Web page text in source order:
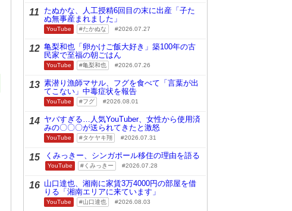
11
たぬかな、人工授精6回目の末に出産「子た
ぬ無事産まれました」
YouTube たかぬな 2026.07.27
12 亀梨和也「卵かけご飯大好き」築100年の古
民家で至福の朝ごはん
YouTube 亀梨和也 2026.07.26
13 素潜り漁師マサル、フグを食べて「言葉が出
てこない」中毒症状を報告
YouTube フグ 2026.08.01
14 ヤバすぎる…人気YouTuber、女性から使用済
みの〇〇〇が送られてきたと激怒
YouTube タケヤキ翔 2026.07.31
15 くみっきー、シンガポール移住の理由を語る
YouTube くみっきー 2026.07.28
16 山口達也、湘南に家賃3万4000円の部屋を借
りる「湘南エリアに来ています」
YouTube 山口達也 2026.08.03